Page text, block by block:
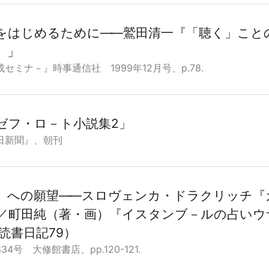
はじめるために――鷲田清一『「聴く」こ
セミナ－』時事通信社 1999年12月号、p.78.
フ・ロ－ト小説集2」
新聞』、朝刊
への願望――スロヴェンカ・ドラクリッチ『
町田純（著・画）『イスタンブ－ルの占い
書日記79）
号 大修館書店、pp.120-121.